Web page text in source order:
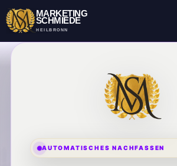
MARKETING
SCHMIEDE
HEILBRONN
AUTOMATISCHES NACHFASSEN